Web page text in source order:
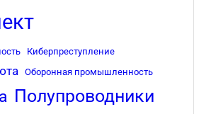
Киберпреступление
Оборонная промышленность
Полупроводники